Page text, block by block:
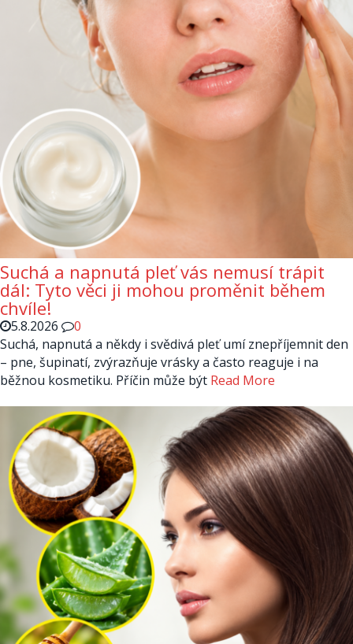
Suchá a napnutá pleť vás nemusí trápit
dál: Tyto věci ji mohou proměnit během
chvíle!
5.8.2026
0
Suchá, napnutá a někdy i svědivá pleť umí znepříjemnit den
– pne, šupinatí, zvýrazňuje vrásky a často reaguje i na
běžnou kosmetiku. Příčin může být Read More